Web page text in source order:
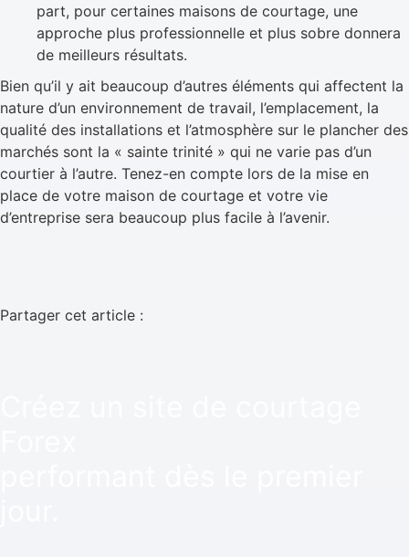
part, pour certaines maisons de courtage, une
approche plus professionnelle et plus sobre donnera
de meilleurs résultats.
Bien qu’il y ait beaucoup d’autres éléments qui affectent la
nature d’un environnement de travail, l’emplacement, la
qualité des installations et l’atmosphère sur le plancher des
marchés sont la « sainte trinité » qui ne varie pas d’un
courtier à l’autre. Tenez-en compte lors de la mise en
place de votre maison de courtage et votre vie
d’entreprise sera beaucoup plus facile à l’avenir.
Partager cet article :